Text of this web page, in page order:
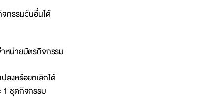
จกรรมวันอื่นได้
หน่ายบัตรกิจกรรม
ลงหรือยกเลิกได้
1 ชุดกิจกรรม